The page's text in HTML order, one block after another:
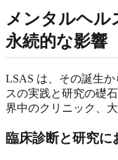
メンタルヘル
永続的な影響
LSAS は、その誕生
スの実践と研究の礎
界中のクリニック、
臨床診断と研究に